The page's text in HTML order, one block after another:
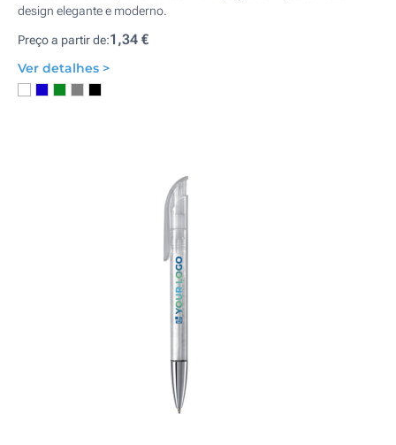
design elegante e moderno.
Preço a partir de:1,34 €
Ver detalhes >